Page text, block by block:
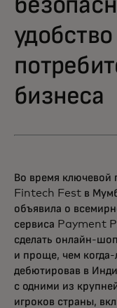
бизнеса
Во время ключевой
Fintech Fest в
объявила о
сервиса Payment
сделать онлайн-
и проще, чем
дебютировав в
с одними из
игроков страны,